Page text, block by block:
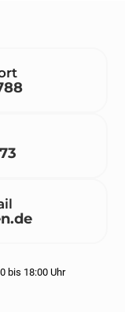
bis 18:00 Uhr